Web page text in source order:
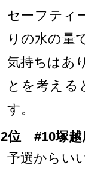
セーフティ
りの水の量
気持ちはあ
とを考える
す。
2位 #10塚越
予選からい